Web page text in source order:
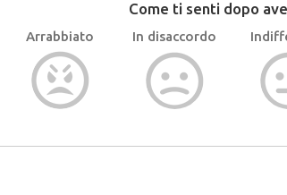
Come ti senti dopo
Arrabbiato In disaccordo